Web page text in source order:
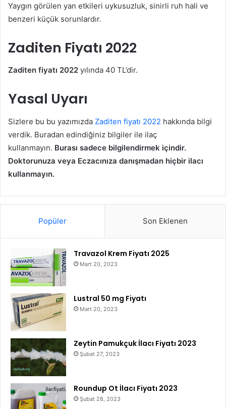
Yaygın görülen yan etkileri uykusuzluk, sinirli ruh hali ve
benzeri küçük sorunlardır.
Zaditen Fiyatı 2022
Zaditen fiyatı 2022 yılında 40 TL’dir.
Yasal Uyarı
Sizlere bu bu yazımızda Zaditen fiyatı 2022 hakkında bilgi
verdik. Buradan edindiğiniz bilgiler ile ilaç
kullanmayın. Burası sadece bilgilendirmek içindir.
Doktorunuza veya Eczacınıza danışmadan hiçbir ilacı
kullanmayın.
Popüler Son Eklenen
Travazol Krem Fiyatı 2025
Mart 20, 2023
Lustral 50 mg Fiyatı
Mart 20, 2023
Zeytin Pamukçuk İlacı Fiyatı 2023
Şubat 27, 2023
Roundup Ot İlacı Fiyatı 2023
Şubat 28, 2023